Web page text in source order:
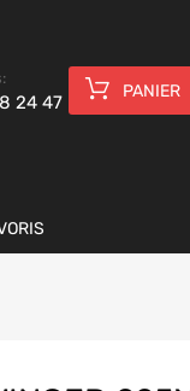
24 47
PANIER